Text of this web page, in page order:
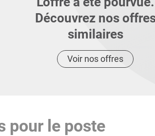
Découvrez nos
similaires
Voir nos offres
pour le poste